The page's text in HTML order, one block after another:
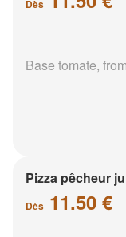
Dès
Base tomate,
Pizza pêcheur
Dès 11.50 €